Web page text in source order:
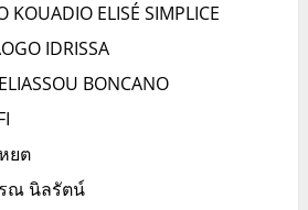
KOUADIO ELISÉ SIMPLICE
IDRISSA
BONCANO
ยต
ณ นิลรัตน์